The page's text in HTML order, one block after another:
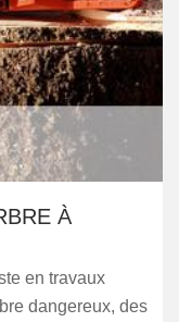
À
en travaux
dangereux, des